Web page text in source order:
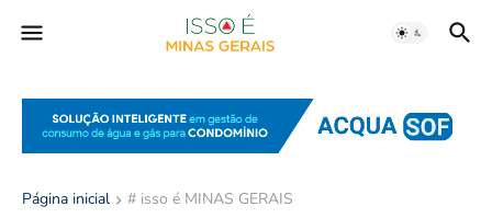
Página inicial # isso é MINAS GERAIS